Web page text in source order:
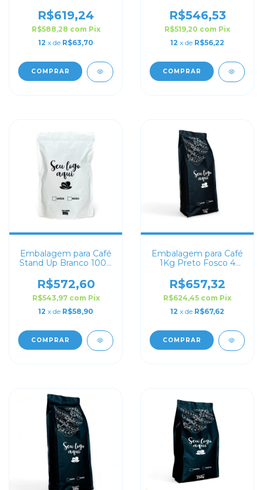
R$619,24
R$588,28 com Pix
12 x de R$63,70
COMPRAR
R$546,53
R$519,20 com Pix
12 x de R$56,22
COMPRAR
Embalagem para Café
Stand Up Branco 100g
R$572,60
R$543,97 com Pix
12 x de R$58,90
COMPRAR
Embalagem para Café
1Kg Preto Fosco 4
R$657,32
R$624,45 com Pix
12 x de R$67,62
COMPRAR